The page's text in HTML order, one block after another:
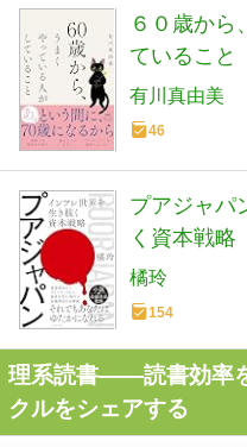
６０歳から
ていること
有川真由美
46
プアジャ
く資本戦略
橘玲
154
理系読書――読書効率
クルをシェアする